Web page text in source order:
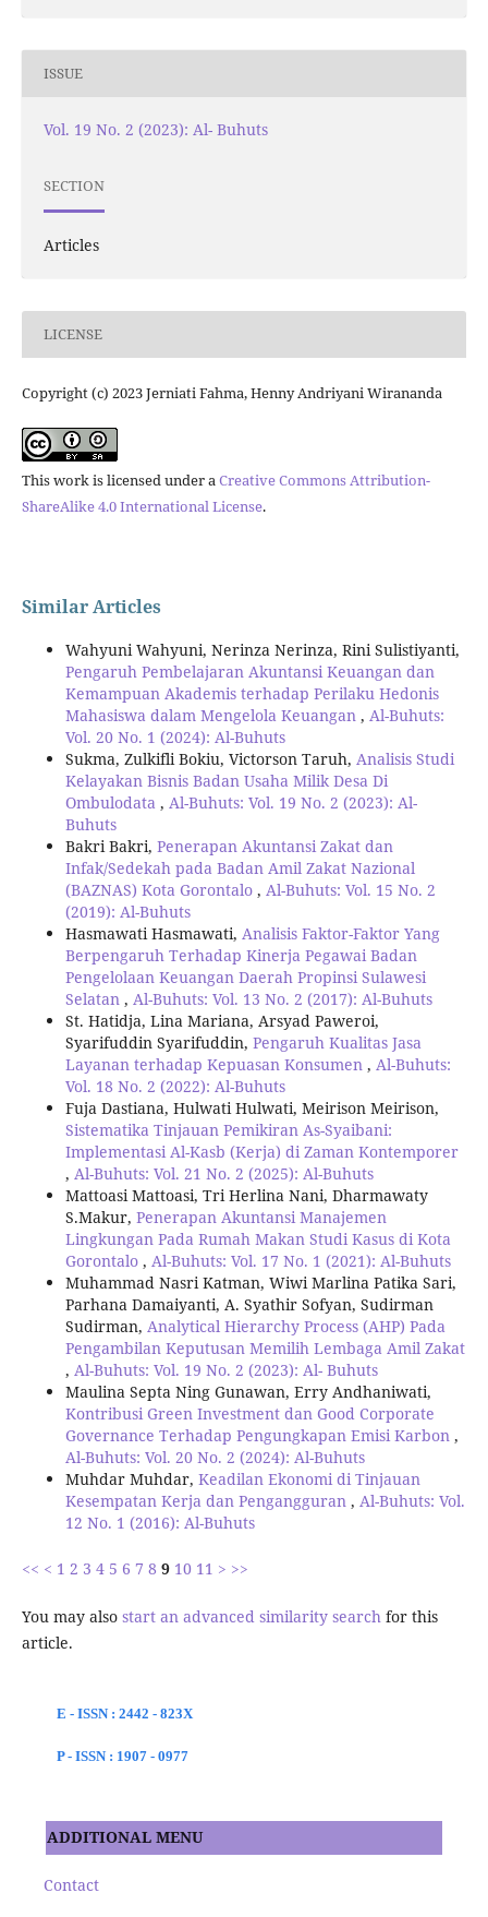
ISSUE
Vol. 19 No. 2 (2023): Al- Buhuts
SECTION
Articles
LICENSE
Copyright (c) 2023 Jerniati Fahma, Henny Andriyani Wirananda
This work is licensed under aCreative Commons Attribution-
ShareAlike 4.0 International License.
Similar Articles
Wahyuni Wahyuni, Nerinza Nerinza, Rini Sulistiyanti,
Pengaruh Pembelajaran Akuntansi Keuangan dan
Kemampuan Akademis terhadap Perilaku Hedonis
Mahasiswa dalam Mengelola Keuangan , Al-Buhuts:
Vol. 20 No. 1 (2024): Al-Buhuts
Sukma, Zulkifli Bokiu, Victorson Taruh, Analisis Studi
Kelayakan Bisnis Badan Usaha Milik Desa Di
Ombulodata , Al-Buhuts: Vol. 19 No. 2 (2023): Al-
Buhuts
Bakri Bakri, Penerapan Akuntansi Zakat dan
Infak/Sedekah pada Badan Amil Zakat Nazional
(BAZNAS) Kota Gorontalo , Al-Buhuts: Vol. 15 No. 2
(2019): Al-Buhuts
Hasmawati Hasmawati, Analisis Faktor-Faktor Yang
Berpengaruh Terhadap Kinerja Pegawai Badan
Pengelolaan Keuangan Daerah Propinsi Sulawesi
Selatan , Al-Buhuts: Vol. 13 No. 2 (2017): Al-Buhuts
St. Hatidja, Lina Mariana, Arsyad Paweroi,
Syarifuddin Syarifuddin, Pengaruh Kualitas Jasa
Layanan terhadap Kepuasan Konsumen , Al-Buhuts:
Vol. 18 No. 2 (2022): Al-Buhuts
Fuja Dastiana, Hulwati Hulwati, Meirison Meirison,
Sistematika Tinjauan Pemikiran As-Syaibani:
Implementasi Al-Kasb (Kerja) di Zaman Kontemporer
, Al-Buhuts: Vol. 21 No. 2 (2025): Al-Buhuts
Mattoasi Mattoasi, Tri Herlina Nani, Dharmawaty
S.Makur, Penerapan Akuntansi Manajemen
Lingkungan Pada Rumah Makan Studi Kasus di Kota
Gorontalo , Al-Buhuts: Vol. 17 No. 1 (2021): Al-Buhuts
Muhammad Nasri Katman, Wiwi Marlina Patika Sari,
Parhana Damaiyanti, A. Syathir Sofyan, Sudirman
Sudirman, Analytical Hierarchy Process (AHP) Pada
Pengambilan Keputusan Memilih Lembaga Amil Zakat
, Al-Buhuts: Vol. 19 No. 2 (2023): Al- Buhuts
Maulina Septa Ning Gunawan, Erry Andhaniwati,
Kontribusi Green Investment dan Good Corporate
Governance Terhadap Pengungkapan Emisi Karbon ,
Al-Buhuts: Vol. 20 No. 2 (2024): Al-Buhuts
Muhdar Muhdar, Keadilan Ekonomi di Tinjauan
Kesempatan Kerja dan Pengangguran , Al-Buhuts: Vol.
12 No. 1 (2016): Al-Buhuts
<< < 1 2 3 4 5 6 7 8 9 10 11 > >>
You may also start an advanced similarity searchfor this
article.
E - ISSN : 2442 - 823X
P - ISSN : 1907 - 0977
ADDITIONAL MENU
Contact